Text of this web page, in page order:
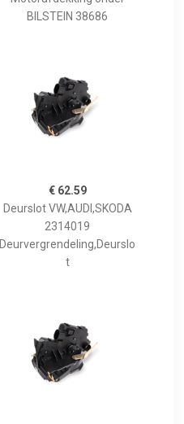
BILSTEIN 38686
€ 62.59
Deurslot VW,AUDI,SKODA
2314019
Deurvergrendeling,Deurslo
t